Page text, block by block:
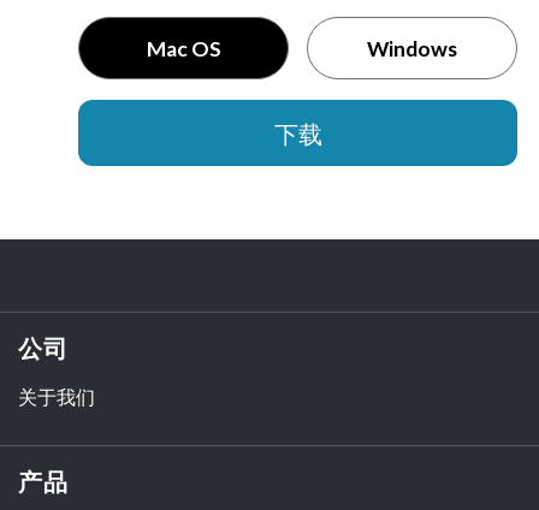
Mac OS Windows
下载
公司
关于我们
产品